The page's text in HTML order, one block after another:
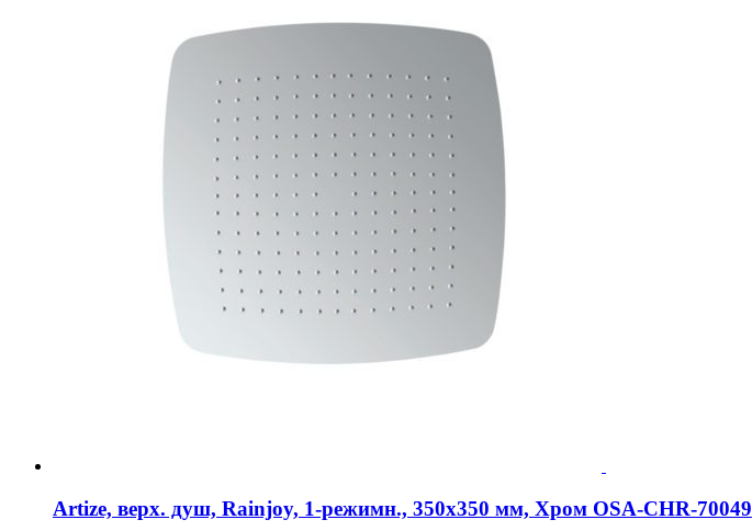
Artize, верх. душ, Rainjoy, 1-режимн., 350х350 мм, Хром OSA-CHR-70049